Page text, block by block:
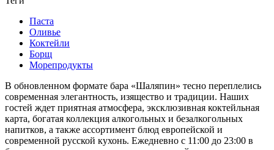
Паста
Оливье
Коктейли
Борщ
Морепродукты
В обновленном формате бара «Шаляпин» тесно переплелись
современная элегантность, изящество и традиции. Наших
гостей ждет приятная атмосфера, эксклюзивная коктейльная
карта, богатая коллекция алкогольных и безалкогольных
напитков, а также ассортимент блюд европейской и
современной русской кухонь. Ежедневно с 11:00 до 23:00 в